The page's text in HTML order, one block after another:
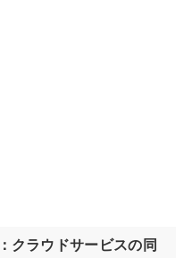
クラウドサービスの同